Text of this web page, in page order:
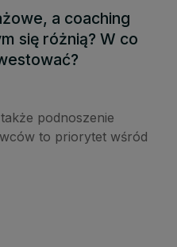
a coaching
się różnią? W co
podnoszenie
to priorytet wśród